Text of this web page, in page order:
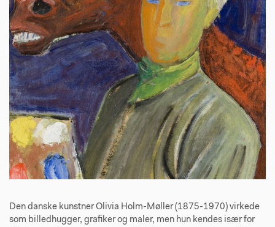
Den danske kunstner Olivia Holm-Møller (1875-1970) virkede
som billedhugger, grafiker og maler, men hun kendes især for